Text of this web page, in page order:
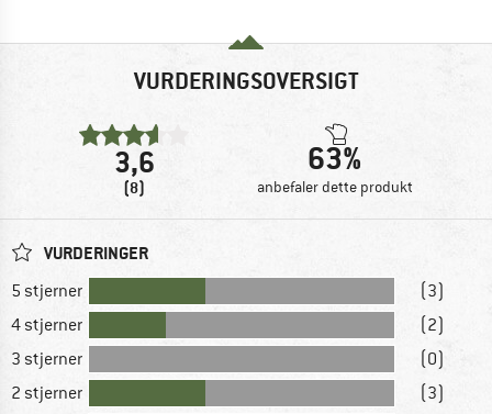
VURDERINGSOVERSIGT
3,6
(8)
63%
anbefaler dette produkt
VURDERINGER
5 stjerner
(3)
4 stjerner
(2)
3 stjerner
(0)
2 stjerner
(3)